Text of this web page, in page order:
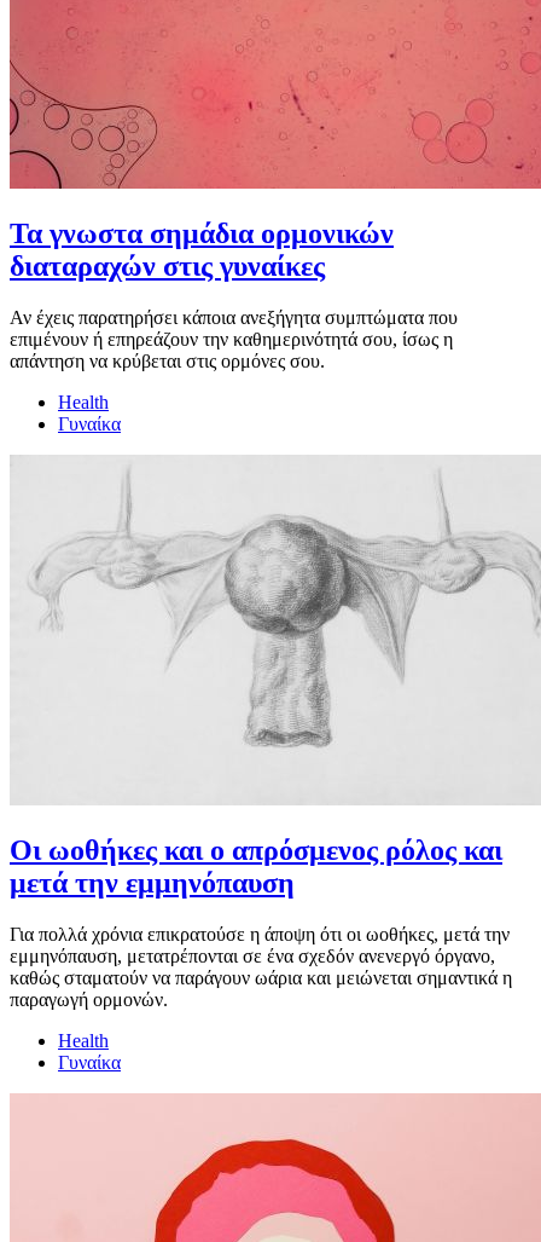
Τα γνωστα σημάδια ορμονικών
διαταραχών στις γυναίκες
Αν έχεις παρατηρήσει κάποια ανεξήγητα συμπτώματα που
επιμένουν ή επηρεάζουν την καθημερινότητά σου, ίσως η
απάντηση να κρύβεται στις ορμόνες σου.
Health
Γυναίκα
Οι ωοθήκες και ο απρόσμενος ρόλος και
μετά την εμμηνόπαυση
Για πολλά χρόνια επικρατούσε η άποψη ότι οι ωοθήκες, μετά την
εμμηνόπαυση, μετατρέπονται σε ένα σχεδόν ανενεργό όργανο,
καθώς σταματούν να παράγουν ωάρια και μειώνεται σημαντικά η
παραγωγή ορμονών.
Health
Γυναίκα